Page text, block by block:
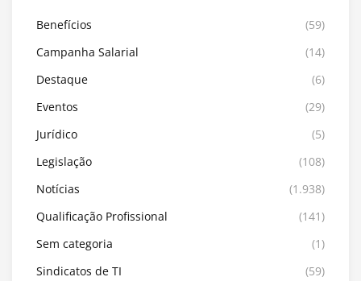
Benefícios
(59)
Campanha Salarial
(14)
Destaque
(6)
Eventos
(29)
Jurídico
(5)
Legislação
(108)
Notícias
(1.938)
Qualificação Profissional
(141)
Sem categoria
(1)
Sindicatos de TI
(59)